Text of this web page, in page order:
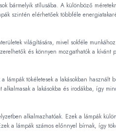
bármelyik stílusába. A különböző
szintén elérhetőek többféle
világítására, mivel sokféle
és könnyen mozgathatók a kívánt
tökéletesek a lakásokban használt
a lakásokba és irodákba, így
alkalmazhatóak. Ezek a lámpák
a lámpák számos előnnyel bírnak, így